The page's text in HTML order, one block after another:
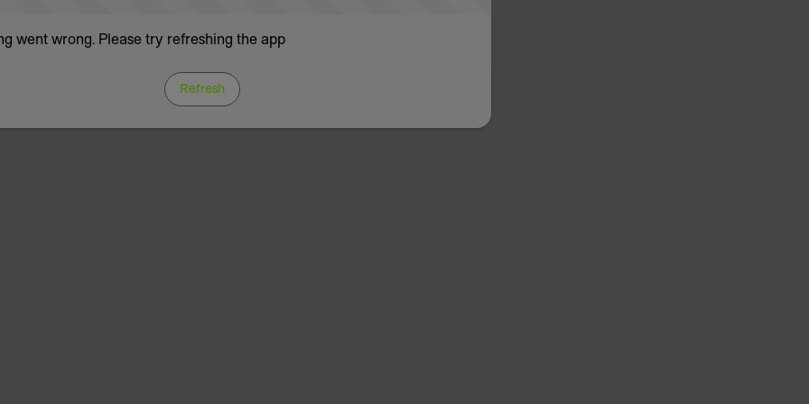
went wrong. Please try refreshing the app
Refresh